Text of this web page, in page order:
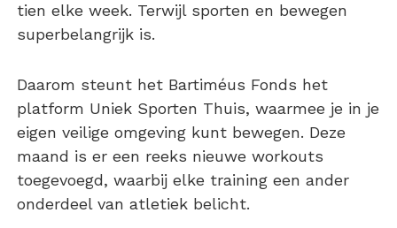
tien elke week. Terwijl sporten en bewegen
superbelangrijk is.
Daarom steunt het Bartiméus Fonds het
platform Uniek Sporten Thuis, waarmee je in je
eigen veilige omgeving kunt bewegen. Deze
maand is er een reeks nieuwe workouts
toegevoegd, waarbij elke training een ander
onderdeel van atletiek belicht.